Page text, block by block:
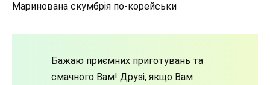
Маринована скумбрія по-корейськи
Бажаю приємних приготувань та
смачного Вам! Друзі, якщо Вам